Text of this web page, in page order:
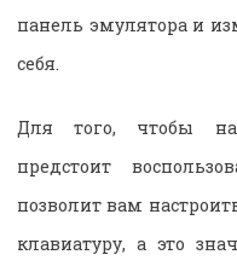
панель эмулятора и
себя.
Для того, чтобы
предстоит
позволит вам
клавиатуру, а это